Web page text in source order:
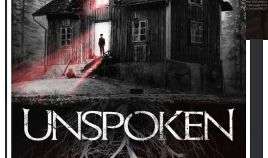
tại rạp khác
Quảng cáo trong phim
Dự án
Khách hàng
Tin tức
Liên hệ